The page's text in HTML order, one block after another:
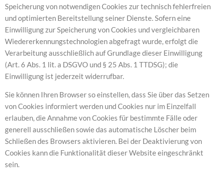
Speicherung von notwendigen Cookies zur technisch fehlerfreien
und optimierten Bereitstellung seiner Dienste. Sofern eine
Einwilligung zur Speicherung von Cookies und vergleichbaren
Wiedererkennungstechnologien abgefragt wurde, erfolgt die
Verarbeitung ausschließlich auf Grundlage dieser Einwilligung
(Art. 6 Abs. 1 lit. a DSGVO und § 25 Abs. 1 TTDSG); die
Einwilligung ist jederzeit widerrufbar.
Sie können Ihren Browser so einstellen, dass Sie über das Setzen
von Cookies informiert werden und Cookies nur im Einzelfall
erlauben, die Annahme von Cookies für bestimmte Fälle oder
generell ausschließen sowie das automatische Löscher beim
Schließen des Browsers aktivieren. Bei der Deaktivierung von
Cookies kann die Funktionalität dieser Website eingeschränkt
sein.